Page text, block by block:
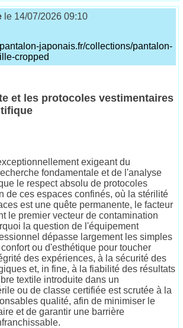
le 14/07/2026 09:10
japonais.fr/collections/pantalon-
cropped
et les protocoles vestimentaires
exigeant du
fondamentale et de l'analyse
le respect absolu de protocoles
de ces espaces confinés, où la stérilité
est une quête permanente, le facteur
le premier vecteur de contamination
la question de l'équipement
dépasse largement les simples
ou d'esthétique pour toucher
des expériences, à la sécurité des
et, in fine, à la fiabilité des résultats
textile introduite dans un
ou de classe certifiée est scrutée à la
qualité, afin de minimiser le
et de garantir une barrière